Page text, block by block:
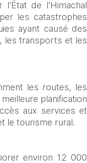
de l’Himachal
les catastrophes
ayant causé des
les transports et les
les routes, les
planification
aux services et
le tourisme rural.
environ 12 000